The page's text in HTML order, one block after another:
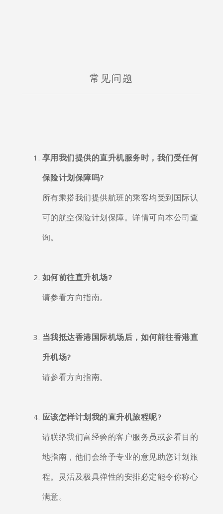
常见问题
享用我们提供的直升机服务时，我们受任何
保险计划保障吗?
所有乘搭我们提供航班的乘客均受到国际认
可的航空保险计划保障。详情可向本公司查
询。
如何前往直升机场?
请参看方向指南。
当我抵达香港国际机场后，如何前往香港直
升机场?
请参看方向指南。
应该怎样计划我的直升机旅程呢?
请联络我们富经验的客户服务员或参看目的
地指南，他们会给予专业的意见助您计划旅
程。灵活及极具弹性的安排必定能令你称心
满意。